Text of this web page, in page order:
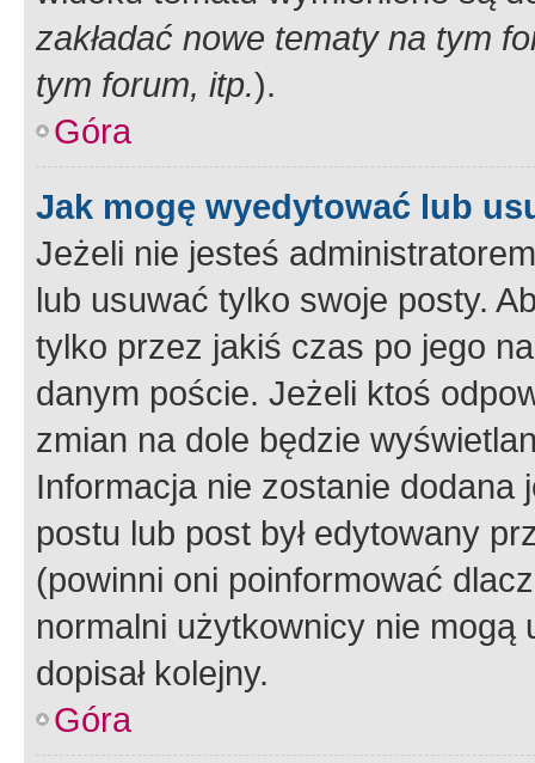
zakładać nowe tematy na tym
tym forum, itp.).
Góra
Jak mogę wyedytować lub
Jeżeli nie jesteś
lub usuwać tylko swoje posty.
tylko przez jakiś czas po jego
danym poście. Jeżeli ktoś
zmian na dole będzie
Informacja nie zostanie dodana
postu lub post był edytowany
(powinni oni poinformować
normalni użytkownicy nie
dopisał kolejny.
Góra